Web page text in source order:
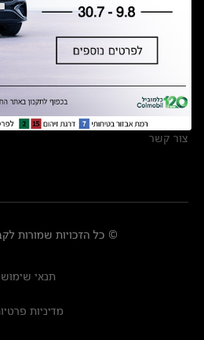
מצאו אותנו
אולמות תצוגה
מרכזי שירות
צור קשר
© כל הזכויות שמורות
תנאי שימוש
מדיניות